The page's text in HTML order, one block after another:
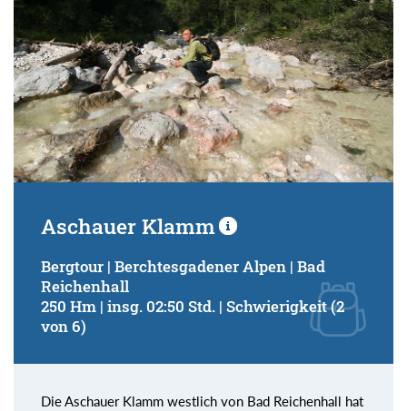
Aschauer Klamm
Bergtour | Berchtesgadener Alpen | Bad
Reichenhall
250 Hm | insg. 02:50 Std. | Schwierigkeit (2
von 6)
Die Aschauer Klamm westlich von Bad Reichenhall hat